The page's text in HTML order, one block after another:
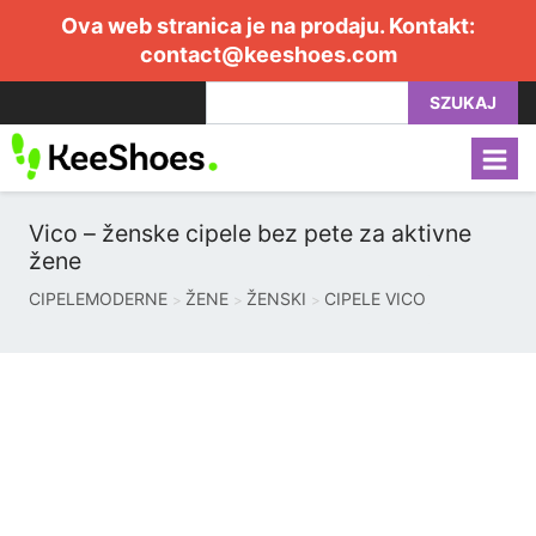
Ova web stranica je na prodaju. Kontakt:
contact@keeshoes.com
SZUKAJ
Vico – ženske cipele bez pete za aktivne
žene
CIPELEMODERNE ŽENE ŽENSKI CIPELE VICO